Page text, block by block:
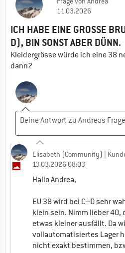
11.03.2026
ICH HABE EINE GROSSE
D), BIN SONST ABER DÜNN.
Kleidergrösse würde ich eine 38
dann?
Elisabeth (Community)
|
13.03.2026 08:03
Hallo Andrea,
EU 38 wird bei C–D sehr
klein sein. Nimm lieber 40,
etwas kleiner ausfällt. Da
vollautomatisiertes Lager
nicht exakt bestimmen,